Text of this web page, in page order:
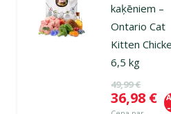
kaķēniem –
Ontario Cat
Kitten
6,5 kg
Oriģinālā
49,99 €
Cena
36,98 €